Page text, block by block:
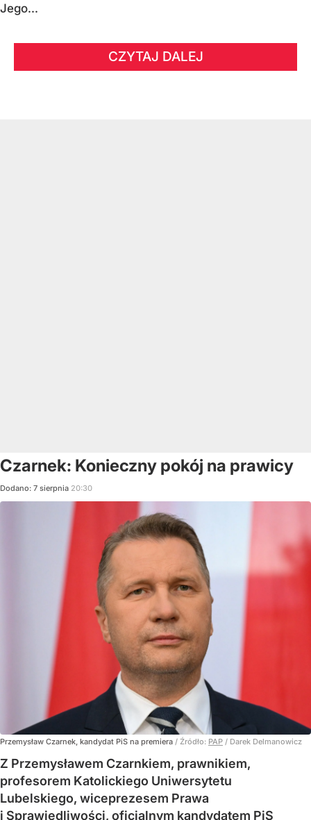
Jego...
CZYTAJ DALEJ
Czarnek: Konieczny pokój na prawicy
Dodano: 7 sierpnia 20:30
Przemysław Czarnek, kandydat PiS na premiera / Źródło: PAP / Darek Delmanowicz
Z Przemysławem Czarnkiem, prawnikiem,
profesorem Katolickiego Uniwersytetu
Lubelskiego, wiceprezesem Prawa
i Sprawiedliwości, oficjalnym kandydatem PiS